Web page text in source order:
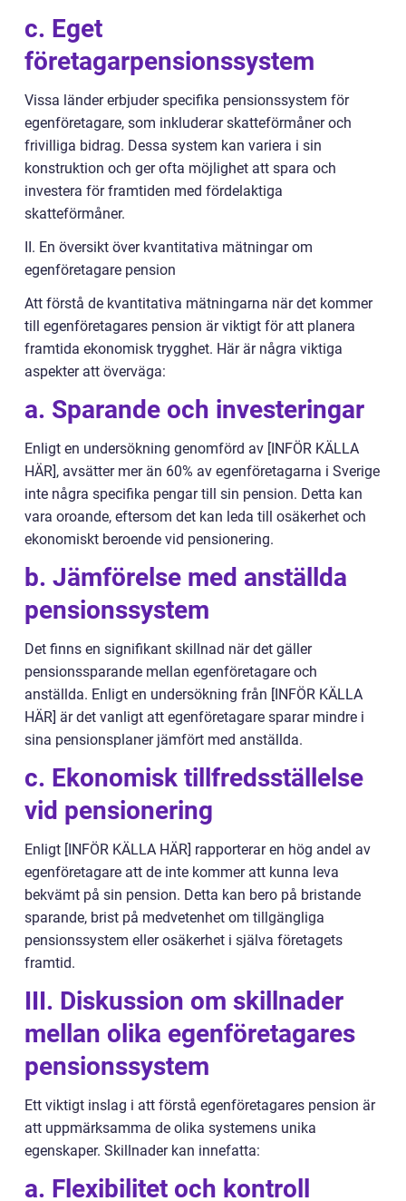
c. Eget
företagarpensionssystem
Vissa länder erbjuder specifika pensionssystem för
egenföretagare, som inkluderar skatteförmåner och
frivilliga bidrag. Dessa system kan variera i sin
konstruktion och ger ofta möjlighet att spara och
investera för framtiden med fördelaktiga
skatteförmåner.
II. En översikt över kvantitativa mätningar om
egenföretagare pension
Att förstå de kvantitativa mätningarna när det kommer
till egenföretagares pension är viktigt för att planera
framtida ekonomisk trygghet. Här är några viktiga
aspekter att överväga:
a. Sparande och investeringar
Enligt en undersökning genomförd av [INFÖR KÄLLA
HÄR], avsätter mer än 60% av egenföretagarna i Sverige
inte några specifika pengar till sin pension. Detta kan
vara oroande, eftersom det kan leda till osäkerhet och
ekonomiskt beroende vid pensionering.
b. Jämförelse med anställda
pensionssystem
Det finns en signifikant skillnad när det gäller
pensionssparande mellan egenföretagare och
anställda. Enligt en undersökning från [INFÖR KÄLLA
HÄR] är det vanligt att egenföretagare sparar mindre i
sina pensionsplaner jämfört med anställda.
c. Ekonomisk tillfredsställelse
vid pensionering
Enligt [INFÖR KÄLLA HÄR] rapporterar en hög andel av
egenföretagare att de inte kommer att kunna leva
bekvämt på sin pension. Detta kan bero på bristande
sparande, brist på medvetenhet om tillgängliga
pensionssystem eller osäkerhet i själva företagets
framtid.
III. Diskussion om skillnader
mellan olika egenföretagares
pensionssystem
Ett viktigt inslag i att förstå egenföretagares pension är
att uppmärksamma de olika systemens unika
egenskaper. Skillnader kan innefatta:
a. Flexibilitet och kontroll